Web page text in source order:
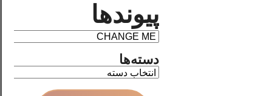
پیوندها
دسته‌ها